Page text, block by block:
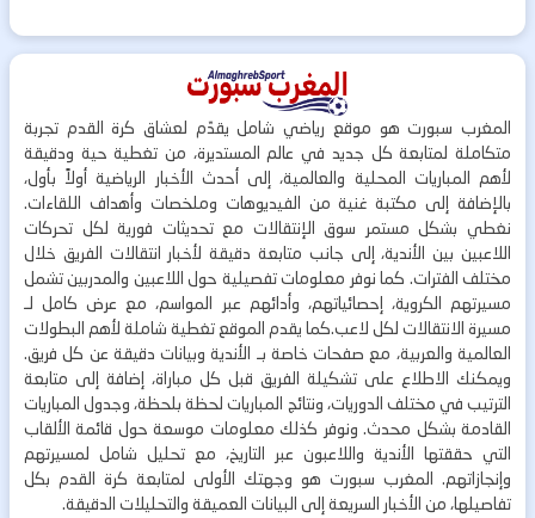
المغرب سبورت هو موقع رياضي شامل يقدّم لعشاق كرة القدم تجربة
متكاملة لمتابعة كل جديد في عالم المستديرة، من تغطية حية ودقيقة
لأهم المباريات المحلية والعالمية، إلى أحدث الأخبار الرياضية أولاً بأول،
بالإضافة إلى مكتبة غنية من الفيديوهات وملخصات وأهداف اللقاءات.
نغطي بشكل مستمر سوق الإنتقالات مع تحديثات فورية لكل تحركات
اللاعبين بين الأندية، إلى جانب متابعة دقيقة لأخبار انتقالات الفريق خلال
مختلف الفترات. كما نوفر معلومات تفصيلية حول اللاعبين والمدربين تشمل
مسيرتهم الكروية، إحصائياتهم، وأدائهم عبر المواسم، مع عرض كامل لـ
مسيرة الانتقالات لكل لاعب.كما يقدم الموقع تغطية شاملة لأهم البطولات
العالمية والعربية، مع صفحات خاصة بـ الأندية وبيانات دقيقة عن كل فريق.
ويمكنك الاطلاع على تشكيلة الفريق قبل كل مباراة، إضافة إلى متابعة
الترتيب في مختلف الدوريات، ونتائج المباريات لحظة بلحظة، وجدول المباريات
القادمة بشكل محدث. ونوفر كذلك معلومات موسعة حول قائمة الألقاب
التي حققتها الأندية واللاعبون عبر التاريخ، مع تحليل شامل لمسيرتهم
وإنجازاتهم. المغرب سبورت هو وجهتك الأولى لمتابعة كرة القدم بكل
تفاصيلها، من الأخبار السريعة إلى البيانات العميقة والتحليلات الدقيقة.